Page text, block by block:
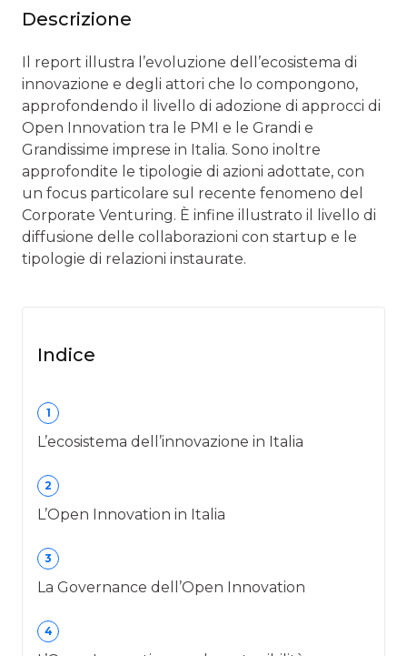
Descrizione
Il report illustra l’evoluzione dell’ecosistema di
innovazione e degli attori che lo compongono,
approfondendo il livello di adozione di approcci di
Open Innovation tra le PMI e le Grandi e
Grandissime imprese in Italia. Sono inoltre
approfondite le tipologie di azioni adottate, con
un focus particolare sul recente fenomeno del
Corporate Venturing. È infine illustrato il livello di
diffusione delle collaborazioni con startup e le
tipologie di relazioni instaurate.
Indice
1
L’ecosistema dell’innovazione in Italia
2
L’Open Innovation in Italia
3
La Governance dell’Open Innovation
4